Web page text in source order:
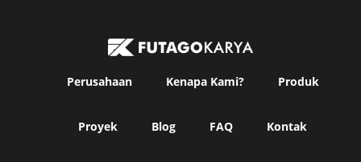
Perusahaan Kenapa Kami? Produk
Proyek Blog FAQ Kontak